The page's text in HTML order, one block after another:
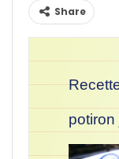
Share